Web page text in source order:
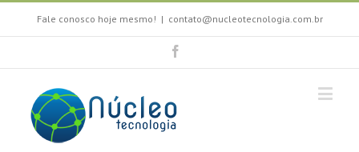
Fale conosco hoje mesmo! | contato@nucleotecnologia.com.br